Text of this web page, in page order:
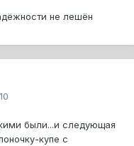
не лешён
были...и следующая
купе с